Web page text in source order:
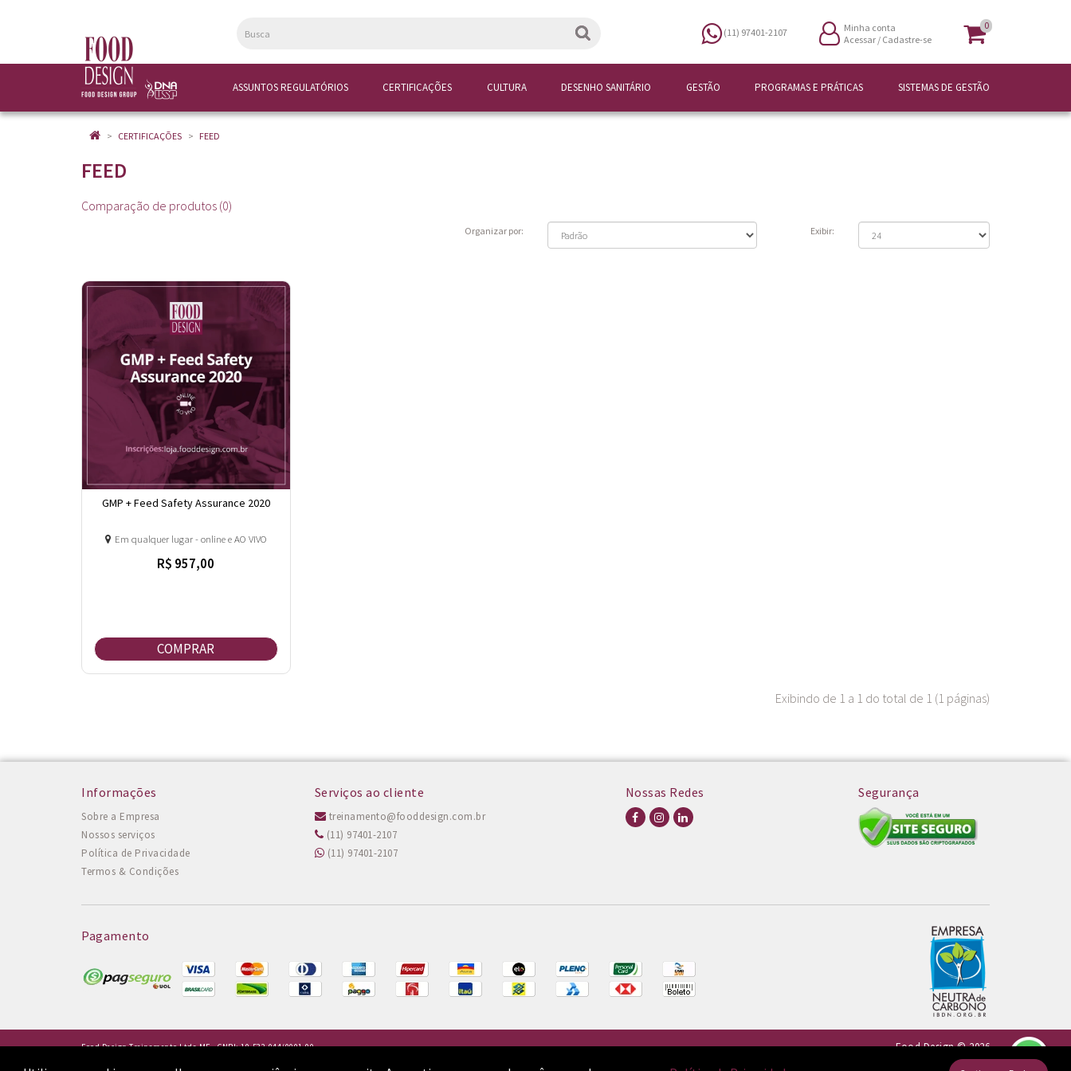
(11) 97401-2107
Minha conta
Acessar / Cadastre-se
0
ASSUNTOS REGULATÓRIOS CERTIFICAÇÕES CULTURA DESENHO SANITÁRIO GESTÃO PROGRAMAS E PRÁTICAS SISTEMAS DE GESTÃO
CERTIFICAÇÕES FEED
FEED
Comparação de produtos (0)
Organizar por: Exibir:
GMP + Feed Safety Assurance 2020
Em qualquer lugar - online e AO VIVO
R$ 957,00
COMPRAR
Exibindo de 1 a 1 do total de 1 (1 páginas)
Informações
Sobre a Empresa
Nossos serviços
Política de Privacidade
Termos & Condições
Serviços ao cliente
treinamento@fooddesign.com.br
(11) 97401-2107
(11) 97401-2107
Nossas Redes Segurança
Pagamento
Food Design Treinamento Ltda ME - CNPJ: 19.532.044/0001-90
Food Design © 2026
Desenvolvido por